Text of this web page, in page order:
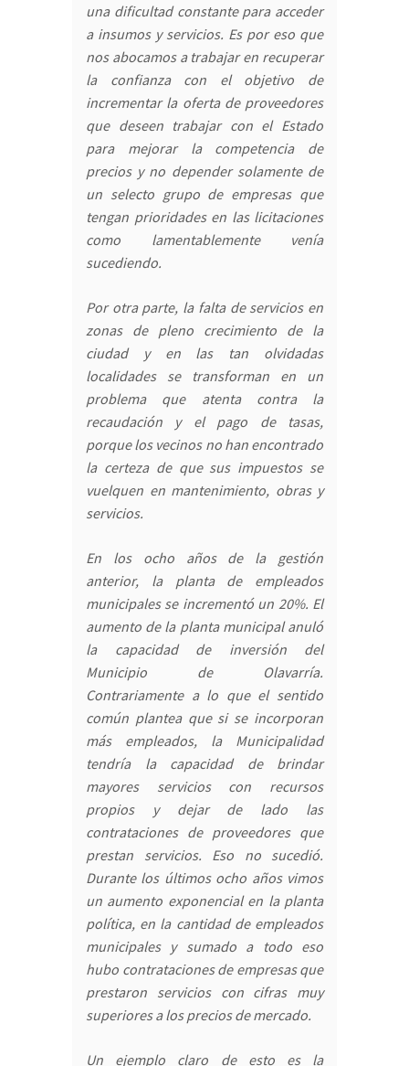
una dificultad constante para acceder
a insumos y servicios. Es por eso que
nos abocamos a trabajar en recuperar
la confianza con el objetivo de
incrementar la oferta de proveedores
que deseen trabajar con el Estado
para mejorar la competencia de
precios y no depender solamente de
un selecto grupo de empresas que
tengan prioridades en las licitaciones
como lamentablemente venía
sucediendo.
Por otra parte, la falta de servicios en
zonas de pleno crecimiento de la
ciudad y en las tan olvidadas
localidades se transforman en un
problema que atenta contra la
recaudación y el pago de tasas,
porque los vecinos no han encontrado
la certeza de que sus impuestos se
vuelquen en mantenimiento, obras y
servicios.
En los ocho años de la gestión
anterior, la planta de empleados
municipales se incrementó un 20%. El
aumento de la planta municipal anuló
la capacidad de inversión del
Municipio de Olavarría.
Contrariamente a lo que el sentido
común plantea que si se incorporan
más empleados, la Municipalidad
tendría la capacidad de brindar
mayores servicios con recursos
propios y dejar de lado las
contrataciones de proveedores que
prestan servicios. Eso no sucedió.
Durante los últimos ocho años vimos
un aumento exponencial en la planta
política, en la cantidad de empleados
municipales y sumado a todo eso
hubo contrataciones de empresas que
prestaron servicios con cifras muy
superiores a los precios de mercado.
Un ejemplo claro de esto es la